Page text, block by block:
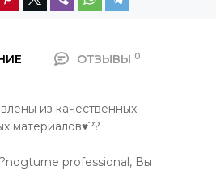
ОТЗЫВЫ 0
из качественных
материалов♥??
professional, Вы